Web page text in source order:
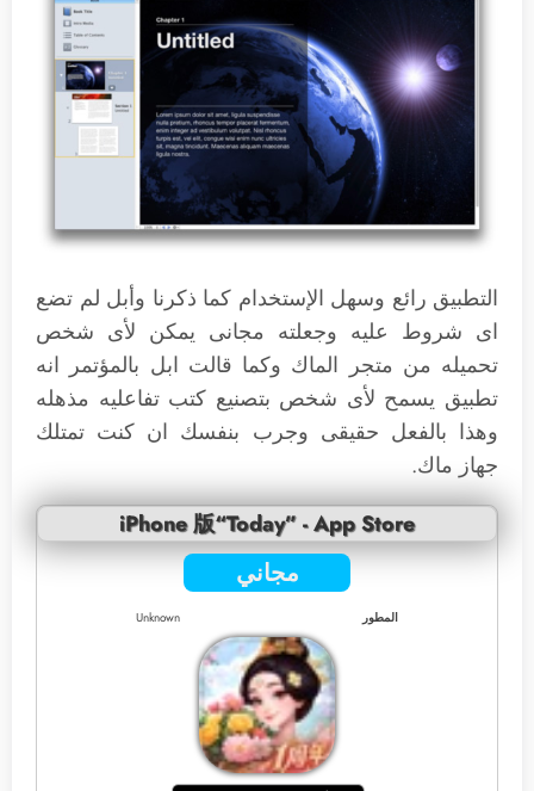
التطبيق رائع وسهل الإستخدام كما ذكرنا وأبل لم تضع
اى شروط عليه وجعلته مجانى يمكن لأى شخص
تحميله من متجر الماك وكما قالت ابل بالمؤتمر انه
تطبيق يسمح لأى شخص بتصنيع كتب تفاعليه مذهله
وهذا بالفعل حقيقى وجرب بنفسك ان كنت تمتلك
جهاز ماك.
iPhone 版“Today” - App Store
مجاني
المطور Unknown